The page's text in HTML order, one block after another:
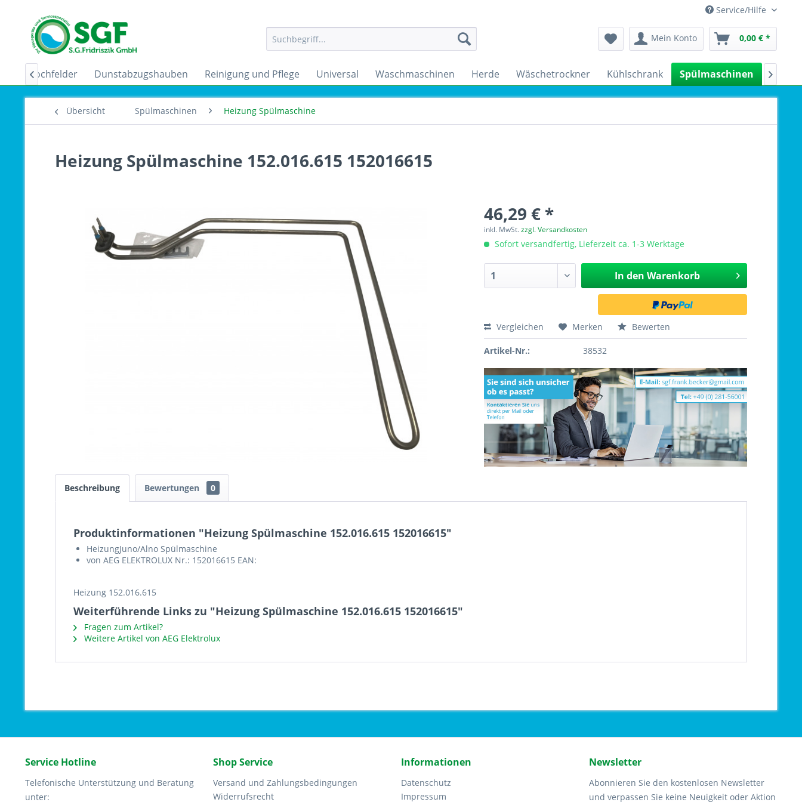
Service/Hilfe
Mein Konto 0,00 € *
Dunstabzugshauben Reinigung und Pflege Universal Waschmaschinen Herde Wäschetrockner Kühlschrank Spülmaschinen
 
Übersicht Spülmaschinen Heizung Spülmaschine
Heizung Spülmaschine 152.016.615 152016615
46,29 € *
inkl. MwSt.zzgl. Versandkosten
Sofort versandfertig, Lieferzeit ca. 1-3 Werktage
In den Warenkorb
Vergleichen Merken Bewerten
Artikel-Nr.: 38532
Beschreibung Bewertungen 0
Produktinformationen "Heizung Spülmaschine 152.016.615 152016615"
HeizungJuno/Alno Spülmaschine
von AEG ELEKTROLUX Nr.: 152016615 EAN:
Heizung 152.016.615
Weiterführende Links zu "Heizung Spülmaschine 152.016.615 152016615"
Fragen zum Artikel?
Weitere Artikel von AEG Elektrolux
Service Hotline
Telefonische Unterstützung und Beratung
unter:
Shop Service
Versand und Zahlungsbedingungen
Widerrufsrecht
Informationen
Datenschutz
Impressum
Newsletter
Abonnieren Sie den kostenlosen Newsletter
und verpassen Sie keine Neuigkeit oder Aktion